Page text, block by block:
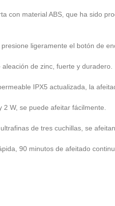
con material ABS, que ha sido
ligeramente el botón de
de zinc, fuerte y duradero.
IPX5 actualizada, la
2 W, se puede afeitar fácilmente.
de tres cuchillas, se
90 minutos de afeitado